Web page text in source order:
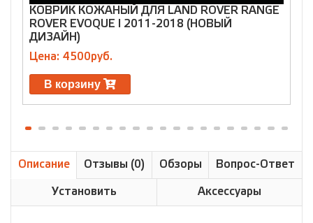
КОВРИК КОЖАНЫЙ ДЛЯ LAND ROVER RANGE
ROVER EVOQUE I 2011-2018 (НОВЫЙ
ДИЗАЙН)
Цена: 4500руб.
В корзину
Описание Отзывы (0) Обзоры Вопрос-Ответ
Установить Аксессуары